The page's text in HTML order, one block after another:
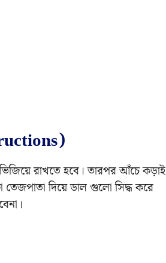
রাখতে হবে। তারপর আঁচে কড়াই
দিয়ে ডাল গুলো সিদ্ধ করে